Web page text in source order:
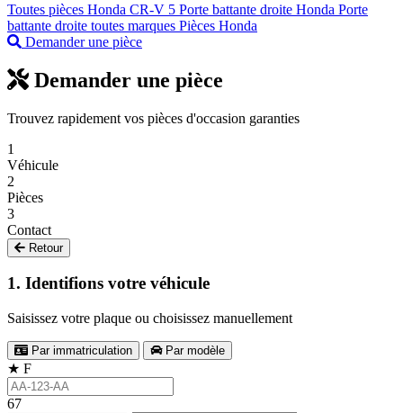
Toutes pièces Honda CR-V 5 Porte battante droite Honda Porte
battante droite toutes marques Pièces Honda
Demander une pièce
Demander une pièce
Trouvez rapidement vos pièces d'occasion garanties
1
Véhicule
2
Pièces
3
Contact
Retour
1. Identifions votre véhicule
Saisissez votre plaque ou choisissez manuellement
Par immatriculation Par modèle
★ F
67